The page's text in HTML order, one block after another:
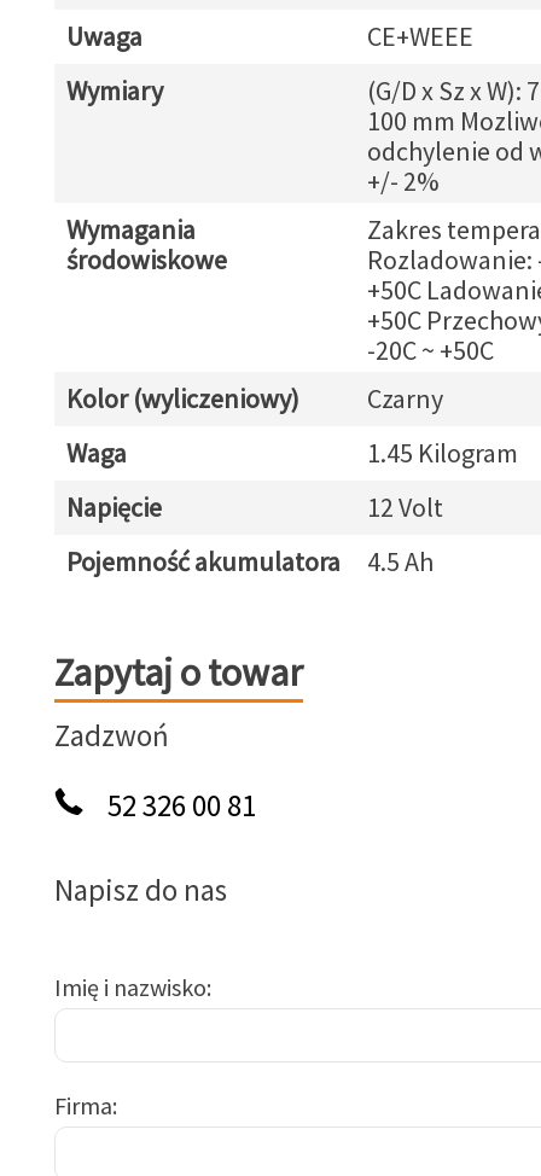
Uwaga
CE+WEEE
Wymiary
(G/D x Sz x W):
100 mm
odchylenie od
+/- 2%
Wymagania
środowiskowe
Zakres
Rozladowanie:
+50C
+50C
-20C ~ +50C
Kolor (wyliczeniowy)
Czarny
Waga
1.45 Kilogram
Napięcie
12 Volt
Pojemność akumulatora
4.5 Ah
Zapytaj o towar
Zapytaj o towar
Zadzwoń
52 326 00 81
Napisz do nas
Imię i nazwisko
Firma